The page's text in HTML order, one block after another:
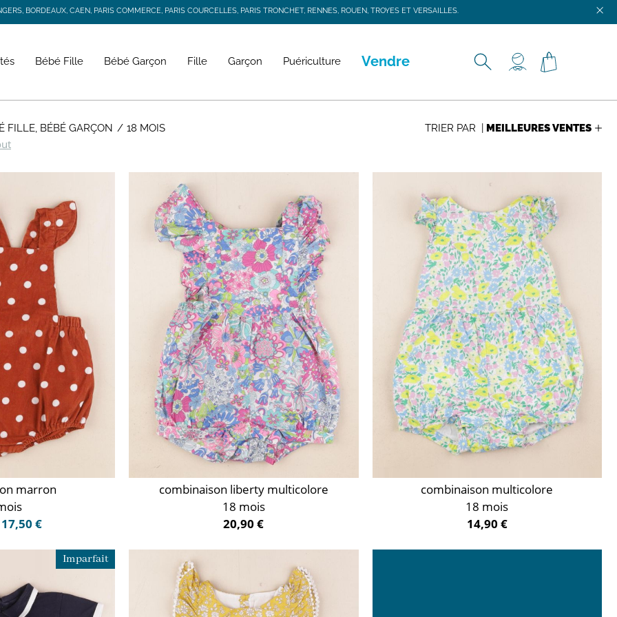
BORDEAUX, CAEN, PARIS COMMERCE, PARIS COURCELLES, PARIS TRONCHET, RENNES, ROUEN, TROYES ET VERSAILLES.
Bébé Fille Bébé Garçon Fille Garçon Puériculture Vendre
TRIER PAR |
FILLE, BÉBÉ GARÇON 18 MOIS
marron
17,50 €
combinaison liberty multicolore
18 mois
20,90 €
combinaison multicolore
18 mois
14,90 €
Imparfait